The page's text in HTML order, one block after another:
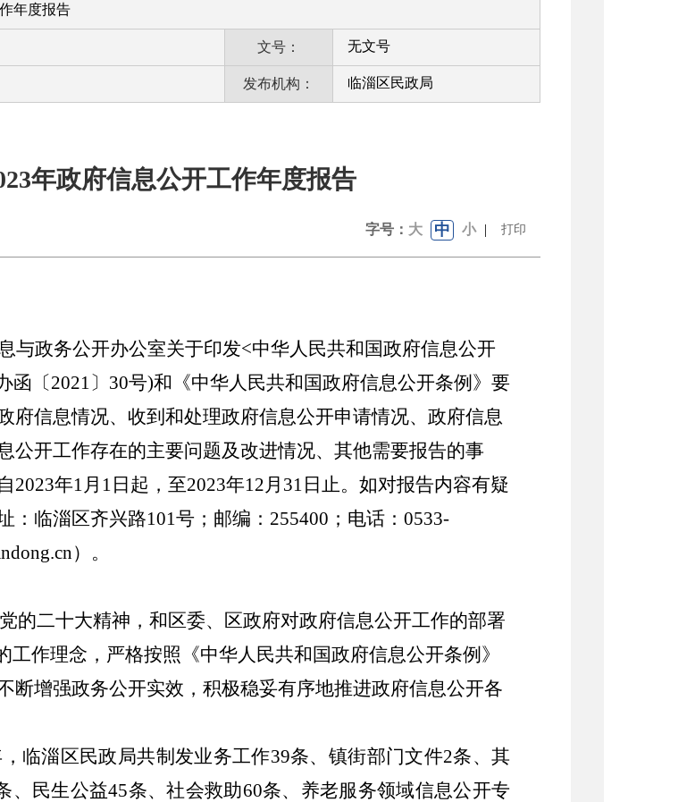
年度报告
文号： 无文号
发布机构： 临淄区民政局
年政府信息公开工作年度报告
字号： 大 中 小 | 打印
与政务公开办公室关于印发<中华人民共和国政府信息公开
函〔2021〕30号)和《中华人民共和国政府信息公开条例》要
府信息情况、收到和处理政府信息公开申请情况、政府信息
公开工作存在的主要问题及改进情况、其他需要报告的事
2023年1月1日 起，至2023年12月31日止。如对报告内容有疑
： 临淄区齐兴路101号 ；邮编： 255400 ；电话： 0533-
） 。
的二十大精神，和区委、区政府对政府信息公开工作的部署
工作理念 ，严格按照《中华人民共和国政府信息公开条例》
断增强政务公开实效， 积极稳妥有序地推进政府信息公开各
，临淄区民政局共制发业务工作39条、 镇街部门文件2条、其
、 民生公益45条、社会救助60条、养老服务领域信息公开专